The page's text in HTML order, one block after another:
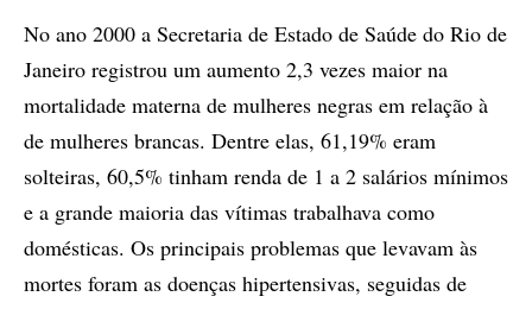
No ano 2000 a Secretaria de Estado de Saúde do Rio de
Janeiro registrou um aumento 2,3 vezes maior na
mortalidade materna de mulheres negras em relação à
de mulheres brancas. Dentre elas, 61,19% eram
solteiras, 60,5% tinham renda de 1 a 2 salários mínimos
e a grande maioria das vítimas trabalhava como
domésticas. Os principais problemas que levavam às
mortes foram as doenças hipertensivas, seguidas de